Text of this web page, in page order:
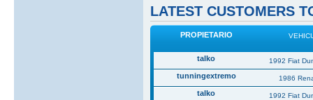
LATEST CUSTOMERS
PROPIETARIO
talko 1992 Fiat
tunningextremo 1986
talko 1992 Fiat